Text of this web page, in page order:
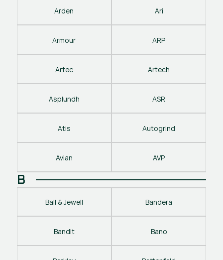
Arden Ari
Armour ARP
Artec Artech
Asplundh ASR
Atis Autogrind
Avian AVP
B
Ball & Jewell Bandera
Bandit Bano